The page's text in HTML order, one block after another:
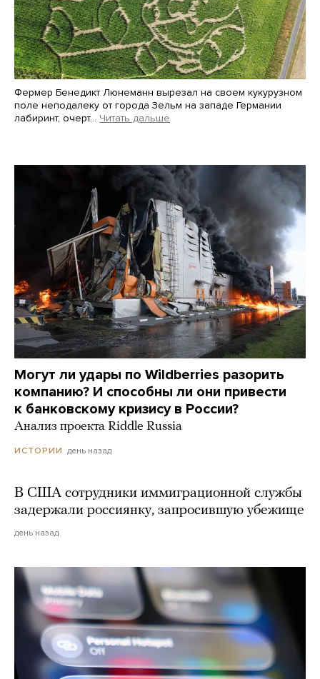
Фермер Бенедикт Люнеманн вырезал на своем кукурузном
поле неподалеку от города Зельм на западе Германии
лабиринт, очерт… Читать дальше
Могут ли удары по Wildberries разорить
компанию? И способны ли они привести
к банковскому кризису в России?
Анализ проекта Riddle Russia
ИСТОРИИ день назад
В США сотрудники иммиграционной службы
задержали россиянку, запросившую убежище
день назад